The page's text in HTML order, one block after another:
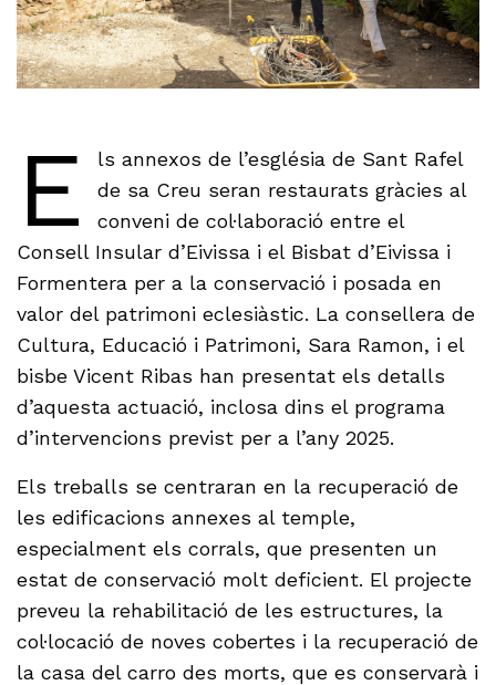
E
ls annexos de l’església de Sant Rafel
de sa Creu seran restaurats gràcies al
conveni de col·laboració entre el
Consell Insular d’Eivissa i el Bisbat d’Eivissa i
Formentera per a la conservació i posada en
valor del patrimoni eclesiàstic. La consellera de
Cultura, Educació i Patrimoni, Sara Ramon, i el
bisbe Vicent Ribas han presentat els detalls
d’aquesta actuació, inclosa dins el programa
d’intervencions previst per a l’any 2025.
Els treballs se centraran en la recuperació de
les edificacions annexes al temple,
especialment els corrals, que presenten un
estat de conservació molt deficient. El projecte
preveu la rehabilitació de les estructures, la
col·locació de noves cobertes i la recuperació de
la casa del carro des morts, que es conservarà i